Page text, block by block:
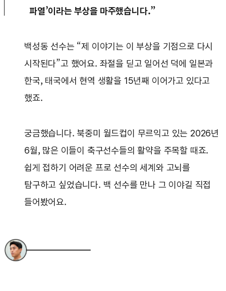
파열’이라는 부상을 마주했습니다.”
백성동 선수는 “제 이야기는 이 부상을 기점으로 다시
시작된다”고 했어요. 좌절을 딛고 일어선 덕에 일본과
한국, 태국에서 현역 생활을 15년째 이어가고 있다고
했죠.
궁금했습니다. 북중미 월드컵이 무르익고 있는 2026년
6월, 많은 이들이 축구선수들의 활약을 주목할 때죠.
쉽게 접하기 어려운 프로 선수의 세계와 고뇌를
탐구하고 싶었습니다. 백 선수를 만나 그 이야길 직접
들어봤어요.